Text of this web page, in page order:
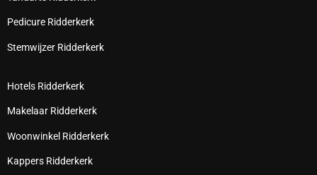
Pedicure Ridderkerk
Stemwijzer Ridderkerk
Hotels Ridderkerk
Makelaar Ridderkerk
Woonwinkel Ridderkerk
Kappers Ridderkerk